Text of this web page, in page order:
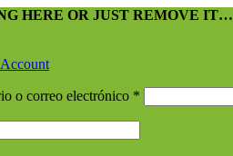
HERE OR JUST REMOVE IT…
o correo electrónico *